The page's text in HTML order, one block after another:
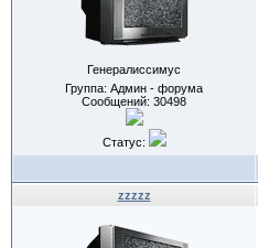
Генералиссимус
Группа: Админ - форума
Сообщений: 30498
Статус:
zzzzz